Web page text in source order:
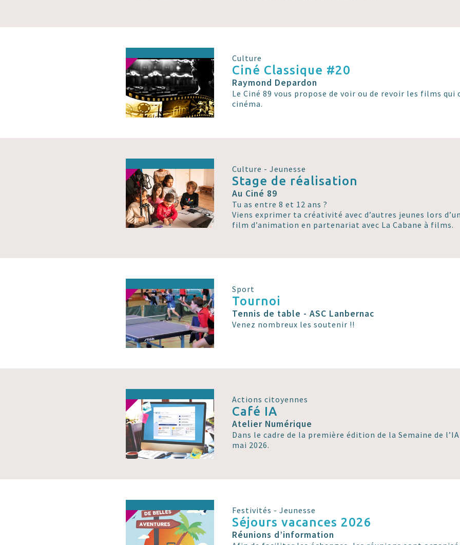
Culture
Ciné Classique #20
Raymond Depardon
Le Ciné 89 vous propose de voir ou de revoir les films
cinéma.
Culture - Jeunesse
Stage de réalisation
Au Ciné 89
Tu as entre 8 et 12 ans ?
Viens exprimer ta créativité avec d’autres jeunes lors
film d’animation en partenariat avec La Cabane à films.
Sport
Tournoi
Tennis de table - ASC Lanbernac
Venez nombreux les soutenir !!
Actions citoyennes
Café IA
Atelier Numérique
Dans le cadre de la première édition de la Semaine de
mai 2026.
Festivités - Jeunesse
Séjours vacances 2026
Réunions d’information